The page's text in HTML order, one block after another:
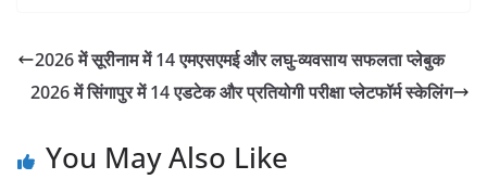
2026 में सूरीनाम में 14 एमएसएमई और लघु-व्यवसाय सफलता प्लेबुक
2026 में सिंगापुर में 14 एडटेक और प्रतियोगी परीक्षा प्लेटफॉर्म स्केलिंग
You May Also Like